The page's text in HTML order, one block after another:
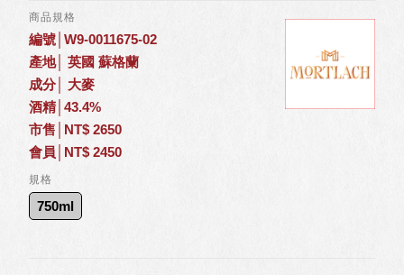
商品規格
編號│W9-0011675-02
產地│ 英國 蘇格蘭
成分│ 大麥
酒精│43.4%
市售│NT$ 2650
會員│NT$ 2450
規格
750ml